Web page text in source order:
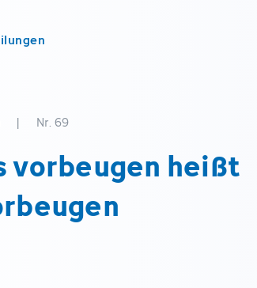
| Nr. 69
vorbeugen heißt